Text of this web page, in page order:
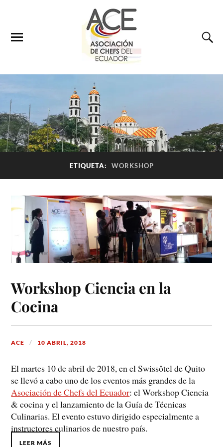
ETIQUETA: WORKSHOP
Workshop Ciencia en la
Cocina
ACE 10 ABRIL, 2018
El martes 10 de abril de 2018, en el Swissôtel de Quito
se llevó a cabo uno de los eventos más grandes de la
Asociación de Chefs del Ecuador: elWorkshopCiencia
& cocina y el lanzamiento de laGuía de Técnicas
Culinarias. El evento estuvo dirigido especialmente a
instructores culinarios de nuestro país.
LEER MÁS